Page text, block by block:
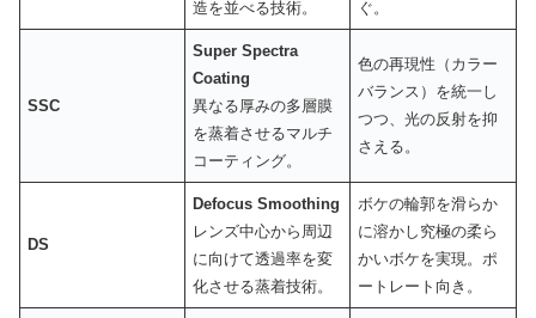
造を並べる技術。
ぐ。
SSC
Super Spectra
Coating
異なる厚みの多層膜
を蒸着させるマルチ
コーティング。
色の再現性（カラー
バランス）を統一し
つつ、光の反射を抑
さえる。
DS
Defocus Smoothing
レンズ中心から周辺
に向けて透過率を変
化させる蒸着技術。
ボケの輪郭を滑らか
に溶かし究極の柔ら
かいボケを実現。ポ
ートレート向き。